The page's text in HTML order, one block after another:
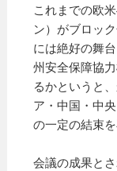
これまでの欧
ン）がブロッ
には絶好の舞
州安全保障協
るかというと
ア・中国・中
の一定の結束
会議の成果と